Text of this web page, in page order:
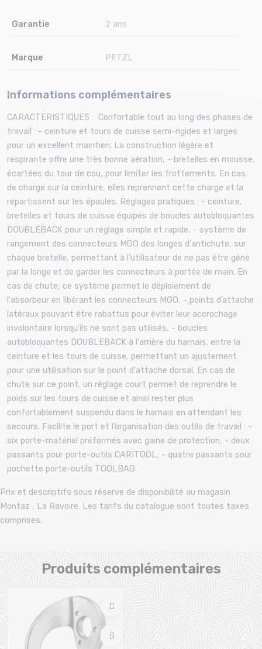
Garantie 2 ans
Marque PETZL
Informations complémentaires
CARACTERISTIQUES : Confortable tout au long des phases de
travail : - ceinture et tours de cuisse semi-rigides et larges
pour un excellent maintien. La construction légère et
respirante offre une très bonne aération, - bretelles en mousse,
écartées du tour de cou, pour limiter les frottements. En cas
de charge sur la ceinture, elles reprennent cette charge et la
répartissent sur les épaules. Réglages pratiques : - ceinture,
bretelles et tours de cuisse équipés de boucles autobloquantes
DOUBLEBACK pour un réglage simple et rapide, - système de
rangement des connecteurs MGO des longes d'antichute, sur
chaque bretelle, permettant à l'utilisateur de ne pas être gêné
par la longe et de garder les connecteurs à portée de main. En
cas de chute, ce système permet le déploiement de
l'absorbeur en libérant les connecteurs MGO, - points d’attache
latéraux pouvant être rabattus pour éviter leur accrochage
involontaire lorsqu'ils ne sont pas utilisés, - boucles
autobloquantes DOUBLEBACK à l'arrière du harnais, entre la
ceinture et les tours de cuisse, permettant un ajustement
pour une utilisation sur le point d'attache dorsal. En cas de
chute sur ce point, un réglage court permet de reprendre le
poids sur les tours de cuisse et ainsi rester plus
confortablement suspendu dans le harnais en attendant les
secours. Facilite le port et l’organisation des outils de travail : -
six porte-matériel préformés avec gaine de protection, - deux
passants pour porte-outils CARITOOL, - quatre passants pour
pochette porte-outils TOOLBAG.
Prix et descriptifs sous réserve de disponibilité au magasin
Montaz , La Ravoire. Les tarifs du catalogue sont toutes taxes
comprises.
Produits complémentaires